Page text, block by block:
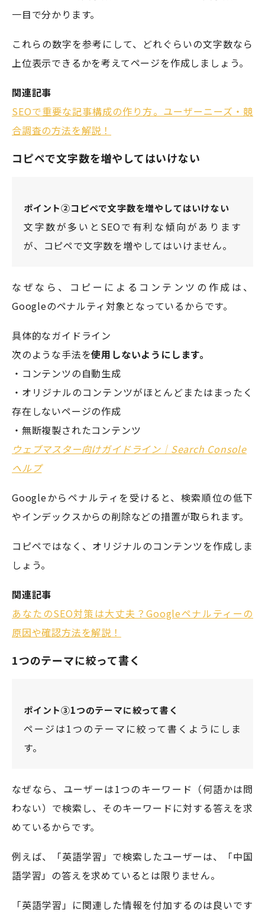
一目で分かります。
これらの数字を参考にして、どれぐらいの文字数なら
上位表示できるかを考えてページを作成しましょう。
関連記事
SEOで重要な記事構成の作り方。ユーザーニーズ・競
合調査の方法を解説！
コピペで文字数を増やしてはいけない
ポイント②コピペで文字数を増やしてはいけない
文字数が多いとSEOで有利な傾向があります
が、コピペで文字数を増やしてはいけません。
なぜなら、コピーによるコンテンツの作成は、
Googleのペナルティ対象となっているからです。
具体的なガイドライン
次のような手法を使用しないようにします。
・コンテンツの自動生成
・オリジナルのコンテンツがほとんどまたはまったく
存在しないページの作成
・無断複製されたコンテンツ
ウェブマスター向けガイドライン｜Search Console
ヘルプ
Googleからペナルティを受けると、検索順位の低下
やインデックスからの削除などの措置が取られます。
コピペではなく、オリジナルのコンテンツを作成しま
しょう。
関連記事
あなたのSEO対策は大丈夫？Googleペナルティーの
原因や確認方法を解説！
1つのテーマに絞って書く
ポイント③1つのテーマに絞って書く
ページは1つのテーマに絞って書くようにしま
す。
なぜなら、ユーザーは1つのキーワード（何語かは問
わない）で検索し、そのキーワードに対する答えを求
めているからです。
例えば、「英語学習」で検索したユーザーは、「中国
語学習」の答えを求めているとは限りません。
「英語学習」に関連した情報を付加するのは良いです